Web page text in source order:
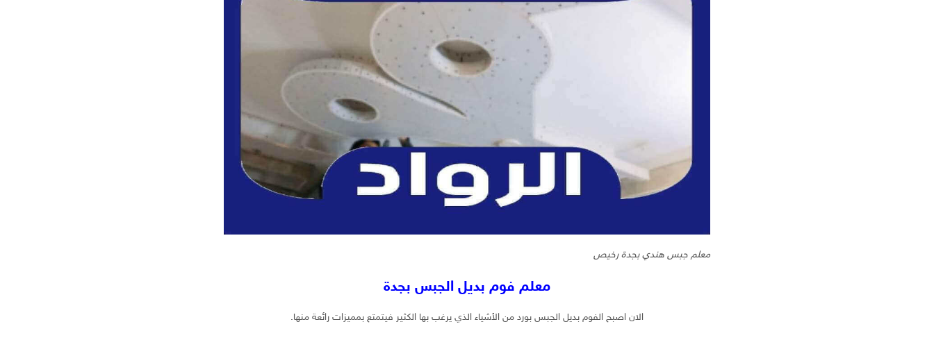
معلم جبس هندي بجدة رخيص
معلم فوم بديل الجبس بجدة
الان اصبح الفوم بديل الجبس بورد من الأشياء الذي يرغب بها الكثير فيتمتع بمميزات رائعة منها.